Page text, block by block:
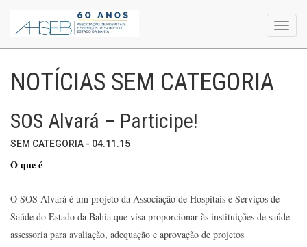
NOTÍCIAS SEM CATEGORIA
SOS Alvará – Participe!
SEM CATEGORIA - 04.11.15
O que é
O SOS Alvará é um projeto da Associação de Hospitais e Serviços de
Saúde do Estado da Bahia que visa proporcionar às instituições de saúde
assessoria para avaliação, adequação e aprovação de projetos